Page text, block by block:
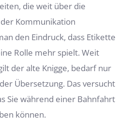
die weit über die
Kommunikation
den Eindruck, dass Etikette
Rolle mehr spielt. Weit
der alte Knigge, bedarf nur
Übersetzung. Das versucht
Sie während einer Bahnfahrt
können.